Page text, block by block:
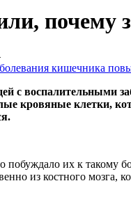
почему
с воспалительными
кровяные клетки,
побуждало их к такому
из костного мозга,